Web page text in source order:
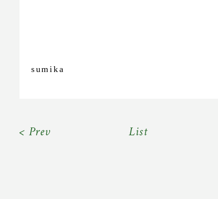
sumika
< Prev List